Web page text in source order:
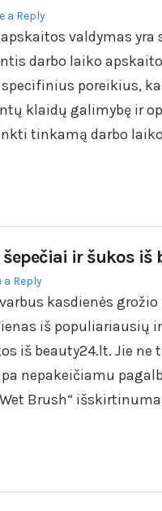
a Reply
valdymas
darbo laiko
specifinius poreikius,
klaidų galimybę ir
tinkamą darbo
ir šukos iš
a Reply
kasdienės
iš populiariausių
iš beauty24.lt. Jie
nepakeičiamu
Brush“